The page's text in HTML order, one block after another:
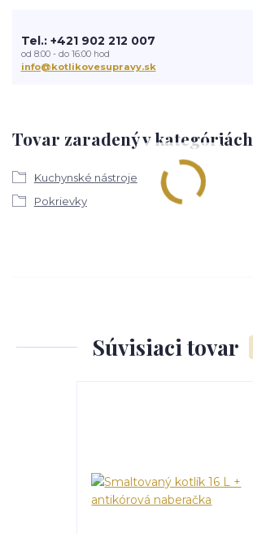
Tovar zaradený v kategóriách
Kuchynské nástroje
Pokrievky
Tel.: +421 902 212 007
od 8:00 - do 16:00 hod
info@kotlikovesupravy.sk
Súvisiaci tovar